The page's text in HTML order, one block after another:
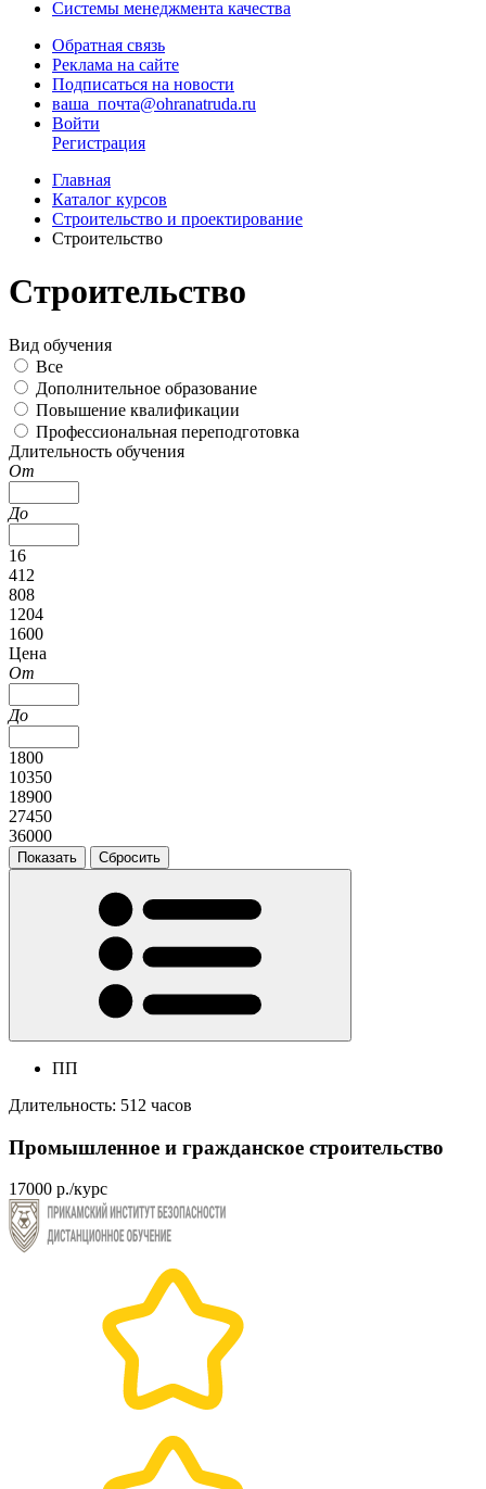
Системы менеджмента качества
Обратная связь
Реклама на сайте
Подписаться на новости
ваша_почта@ohranatruda.ru
Войти
Регистрация
Главная
Каталог курсов
Строительство и проектирование
Строительство
Строительство
Вид обучения
Все
Дополнительное образование
Повышение квалификации
Профессиональная переподготовка
Длительность обучения
От
До
16
412
808
1204
1600
Цена
От
До
1800
10350
18900
27450
36000
ПП
Длительность: 512 часов
Промышленное и гражданское строительство
17000 р./курс